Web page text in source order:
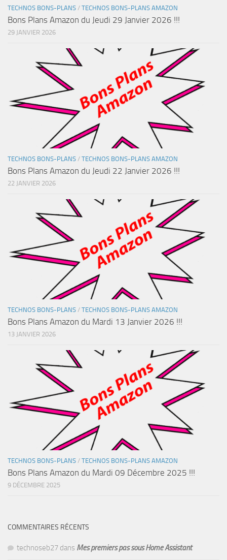
TECHNOS BONS-PLANS / TECHNOS BONS-PLANS AMAZON
Bons Plans Amazon du Jeudi 29 Janvier 2026 !!!
29 JANVIER 2026
TECHNOS BONS-PLANS / TECHNOS BONS-PLANS AMAZON
Bons Plans Amazon du Jeudi 22 Janvier 2026 !!!
22 JANVIER 2026
TECHNOS BONS-PLANS / TECHNOS BONS-PLANS AMAZON
Bons Plans Amazon du Mardi 13 Janvier 2026 !!!
13 JANVIER 2026
TECHNOS BONS-PLANS / TECHNOS BONS-PLANS AMAZON
Bons Plans Amazon du Mardi 09 Décembre 2025 !!!
9 DÉCEMBRE 2025
COMMENTAIRES RÉCENTS
technoseb27 dans Mes premiers pas sous Home Assistant